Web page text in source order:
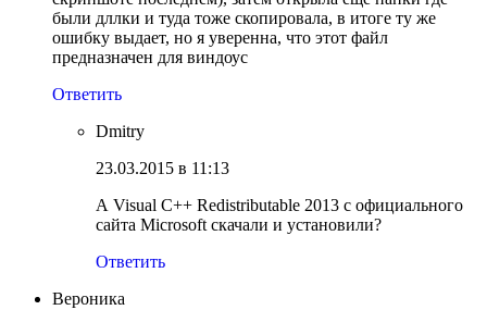
были дллки и туда тоже скопировала, в итоге ту же
ошибку выдает, но я уверенна, что этот файл
предназначен для виндоус
Ответить
Dmitry
23.03.2015 в 11:13
А Visual C++ Redistributable 2013 с официального
сайта Microsoft скачали и установили?
Ответить
Вероника